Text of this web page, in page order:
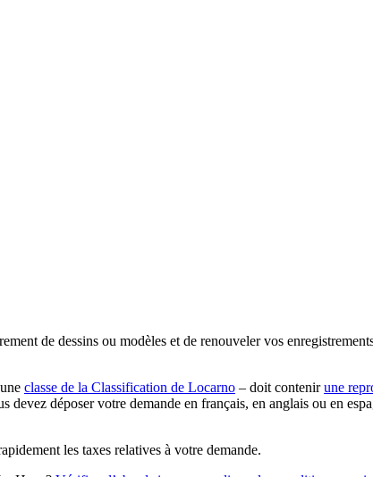
de dessins ou modèles et de renouveler vos
classe de la Classification de Locarno – doit contenirune
devez déposer votre demande en français, en anglais ou en
les taxes relatives à votre demande.